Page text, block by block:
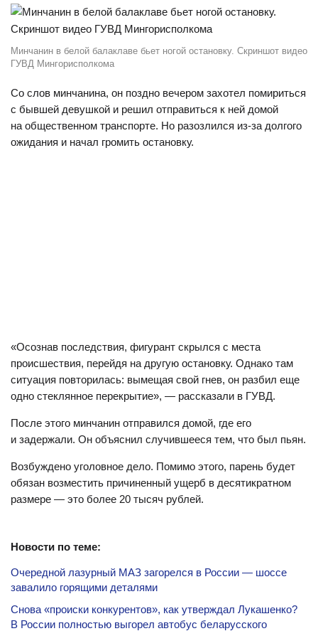
Минчанин в белой балаклаве бьет ногой остановку. Скриншот видео
ГУВД Мингорисполкома
Со слов минчанина, он поздно вечером захотел помириться
с бывшей девушкой и решил отправиться к ней домой
на общественном транспорте. Но разозлился из-за долгого
ожидания и начал громить остановку.
«Осознав последствия, фигурант скрылся с места
происшествия, перейдя на другую остановку. Однако там
ситуация повторилась: вымещая свой гнев, он разбил еще
одно стеклянное перекрытие», — рассказали в ГУВД.
После этого минчанин отправился домой, где его
и задержали. Он объяснил случившееся тем, что был пьян.
Возбуждено уголовное дело. Помимо этого, парень будет
обязан возместить причиненный ущерб в десятикратном
размере — это более 20 тысяч рублей.
Новости по теме:
Очередной лазурный МАЗ загорелся в России — шоссе
завалило горящими деталями
Снова «происки конкурентов», как утверждал Лукашенко?
В России полностью выгорел автобус беларусского